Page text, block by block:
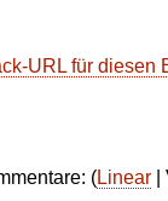
URL für diesen
(Linear|